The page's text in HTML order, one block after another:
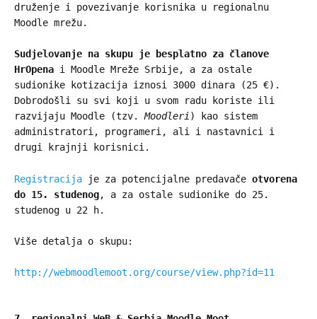
druženje i povezivanje korisnika u regionalnu
Moodle mrežu.
Sudjelovanje na skupu je besplatno za članove
HrOpena i Moodle Mreže Srbije, a za ostale
sudionike kotizacija iznosi 3000 dinara (25 €).
Dobrodošli su svi koji u svom radu koriste ili
razvijaju Moodle (tzv.Moodleri) kao sistem
administratori, programeri, ali i nastavnici i
drugi krajnji korisnici.
Registracija je za potencijalne predavače otvorena
do 15. studenog, a za ostale sudionike do 25.
studenog u 22 h.
Više detalja o skupu:
http://webmoodlemoot.org/course/view.php?id=11